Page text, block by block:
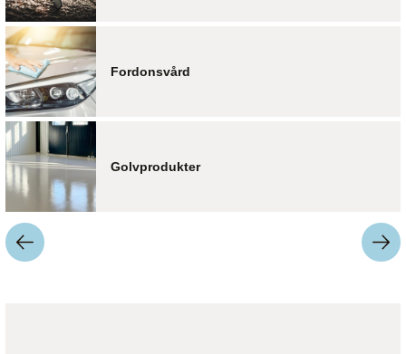
Fordonsvård
Golvprodukter